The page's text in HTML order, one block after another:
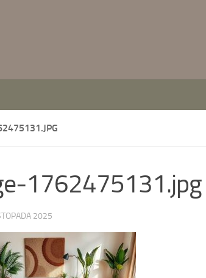
1762475131.jpg
2025